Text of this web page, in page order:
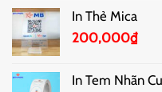
In Thẻ Mica
200,000₫
In Tem Nhãn